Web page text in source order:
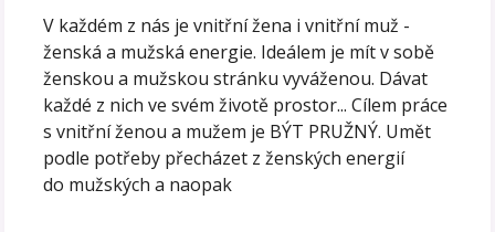
V každém z nás je vnitřní žena i vnitřní muž -
ženská a mužská energie. Ideálem je mít v sobě
ženskou a mužskou stránku vyváženou. Dávat
každé z nich ve svém životě prostor... Cílem práce
s vnitřní ženou a mužem je BÝT PRUŽNÝ. Umět
podle potřeby přecházet z ženských energií
do mužských a naopak